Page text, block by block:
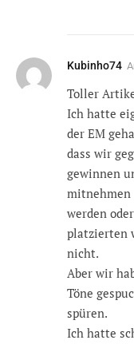
Kubinho74
Toller
Ich hatte
der EM
dass wir
gewinnen
mitnehmen
werden
platzierten
nicht.
Aber wir
Töne
spüren.
Ich hatte